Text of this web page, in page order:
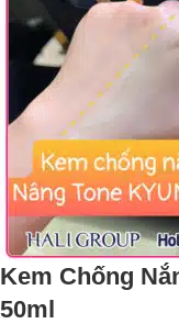
Kem Chống
50ml